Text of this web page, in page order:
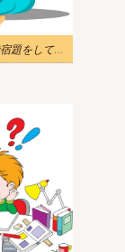
ラップトップで宿題をしている男のイラスト